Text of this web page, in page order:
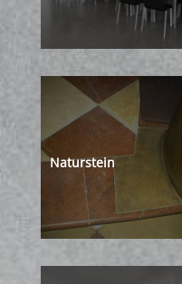
Naturstein